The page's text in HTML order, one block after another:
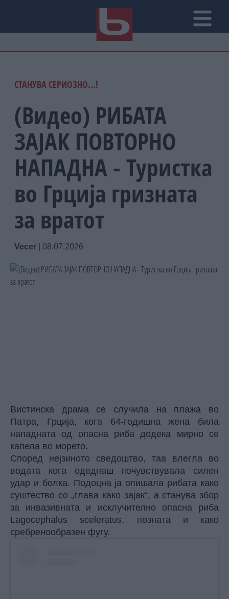
СТАНУВА СЕРИОЗНО...!
(Видео) РИБАТА
ЗАЈАК ПОВТОРНО
НАПАДНА - Туристка
во Грција гризната
за вратот
Vecer 08.07.2026
Вистинска драма се случила на плажа во
Патра, Грција, кога 64-годишна жена била
нападната од опасна риба додека мирно се
капела во морето.
Според нејзиното сведоштво, таа влегла во
водата кога одеднаш почувствувала силен
удар и болка. Подоцна ја опишала рибата како
суштество со „глава како зајак“, а станува збор
за инвазивната и исклучително опасна риба
Lagocephalus sceleratus, позната и како
сребренообразен фугу.